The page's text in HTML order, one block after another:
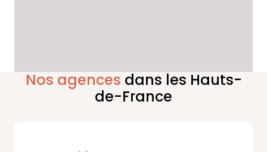
Nos agences dans les Hauts-
de-France